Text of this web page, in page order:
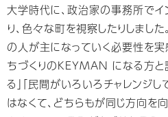
⼤学時代に、政治家の事務所でイ
り、⾊々な町を視察したりしまし
の⼈が主になっていく必要性を
ちづくりのKEYMAN になる⽅と
る」「⺠間がいろいろチャレンジ
はなくて、どちらもが同じ⽅向を